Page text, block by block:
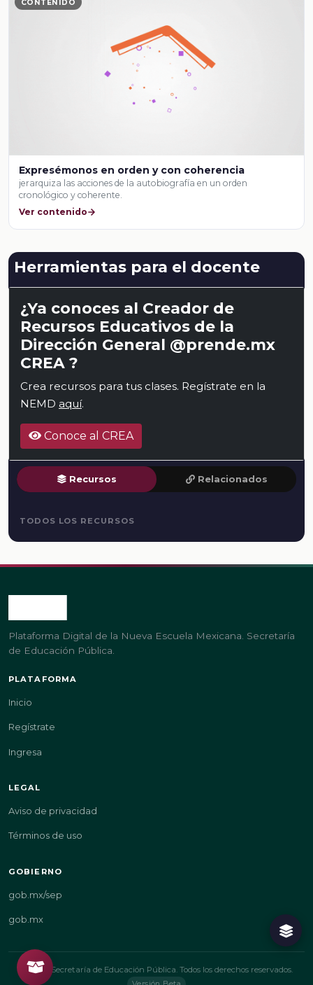
CONTENIDO
Expresémonos en orden y con coherencia
jerarquiza las acciones de la autobiografía en un orden
cronológico y coherente.
Ver contenido
Herramientas para el docente
¿Ya conoces al Creador de
Recursos Educativos de la
Dirección General @prende.mx
CREA ?
Crea recursos para tus clases. Regístrate en la
NEMD aquí.
Conoce al CREA
Recursos Relacionados
TODOS LOS RECURSOS
Plataforma Digital de la Nueva Escuela Mexicana. Secretaría
de Educación Pública.
PLATAFORMA
Inicio
Regístrate
Ingresa
LEGAL
Aviso de privacidad
Términos de uso
GOBIERNO
gob.mx/sep
gob.mx
© 2026 Secretaría de Educación Pública. Todos los derechos reservados.